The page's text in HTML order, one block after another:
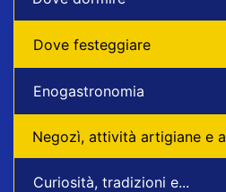
Dove festeggiare
Enogastronomia
Negozì, attività artigiane e
Curiosità, tradizioni e...